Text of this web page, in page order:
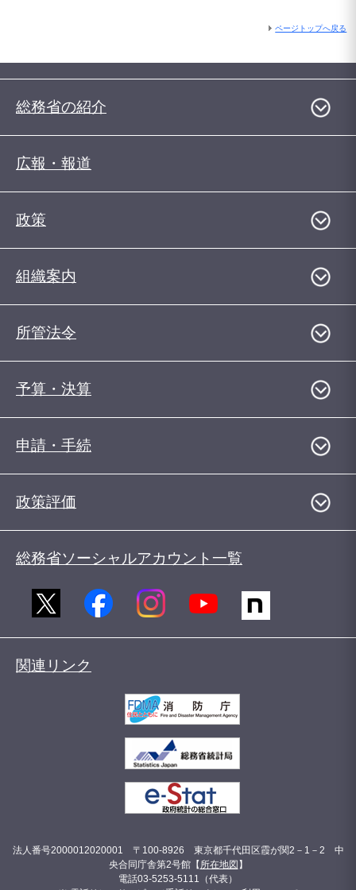
ページトップへ戻る
総務省の紹介
広報・報道
政策
組織案内
所管法令
予算・決算
申請・手続
政策評価
総務省ソーシャルアカウント一覧
関連リンク
法人番号2000012020001 〒100-8926 東京都千代田区霞が関2－1－2 中
央合同庁舎第2号館【 所在地図 】
電話03-5253-5111（代表）